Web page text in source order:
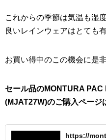
これからの季節は気温も湿
良いレインウェアはとても
お買い得中のこの機会に是非
セール品のMONTURA
(MJAT27W)のご購入ページ
https://